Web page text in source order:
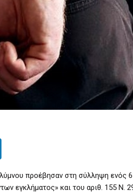
προέβησαν στη σύλληψη ενός
εγκλήματος» και του αριθ. 155 Ν.